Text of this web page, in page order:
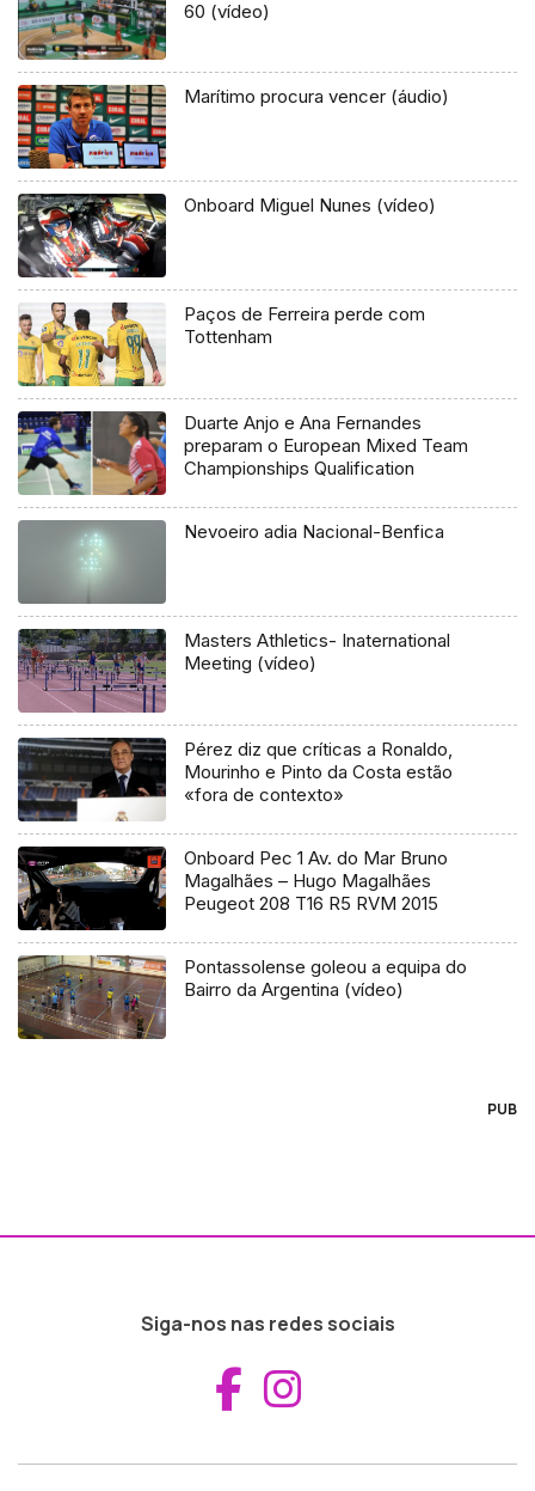
60 (vídeo)
Marítimo procura vencer (áudio)
Onboard Miguel Nunes (vídeo)
Paços de Ferreira perde com
Tottenham
Duarte Anjo e Ana Fernandes
preparam o European Mixed Team
Championships Qualification
Nevoeiro adia Nacional-Benfica
Masters Athletics- Inaternational
Meeting (vídeo)
Pérez diz que críticas a Ronaldo,
Mourinho e Pinto da Costa estão
«fora de contexto»
Onboard Pec 1 Av. do Mar Bruno
Magalhães – Hugo Magalhães
Peugeot 208 T16 R5 RVM 2015
Pontassolense goleou a equipa do
Bairro da Argentina (vídeo)
PUB
Siga-nos nas redes sociais
Aceder ao